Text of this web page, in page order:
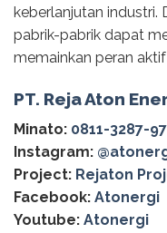
keberlanjutan industri.
pabrik-pabrik dapat
memainkan peran
PT. Reja Aton
Minato: 0811-3287-
Instagram:
Project: Rejaton
Facebook: Atonergi
Youtube: Atonergi